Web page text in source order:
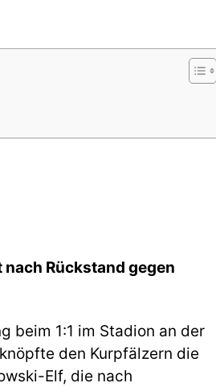
nach Rückstand gegen
beim 1:1 im Stadion an der
den Kurpfälzern die
Elf, die nach